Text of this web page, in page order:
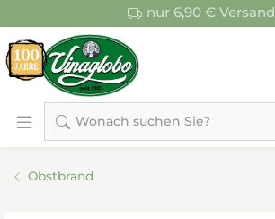
nur 6,90 € Versand
Wonach suchen Sie?
Obstbrand